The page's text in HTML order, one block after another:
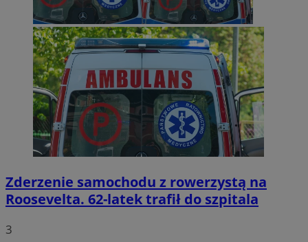
Zderzenie samochodu z rowerzystą na
Roosevelta. 62-latek trafił do szpitala
3